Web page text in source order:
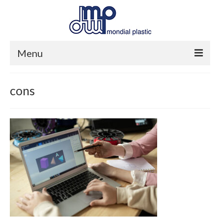
Menu
Produzione
Servizi
Contatti
cons